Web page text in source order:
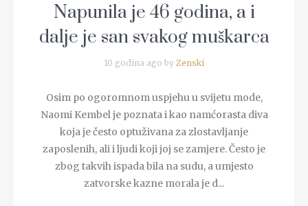
Napunila je 46 godina, a i
dalje je san svakog muškarca
10 godina ago by Zenski
Osim po ogoromnom uspjehu u svijetu mode,
Naomi Kembel je poznata i kao namćorasta diva
koja je često optuživana za zlostavljanje
zaposlenih, ali i ljudi koji joj se zamjere. Često je
zbog takvih ispada bila na sudu, a umjesto
zatvorske kazne morala je d...